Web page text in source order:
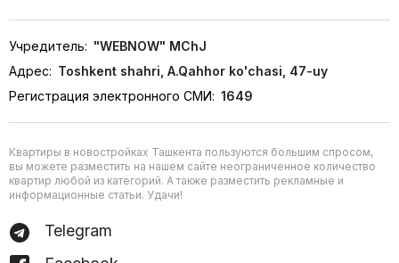
Учредитель: "WEBNOW" MChJ
Адрес: Toshkent shahri, A.Qahhor ko'chasi, 47-uy
Регистрация электронного СМИ: 1649
Квартиры в новостройках Ташкента пользуются большим спросом,
вы можете разместить на нашем сайте неограниченное количество
квартир любой из категорий. А также разместить рекламные и
информационные статьи. Удачи!
Telegram